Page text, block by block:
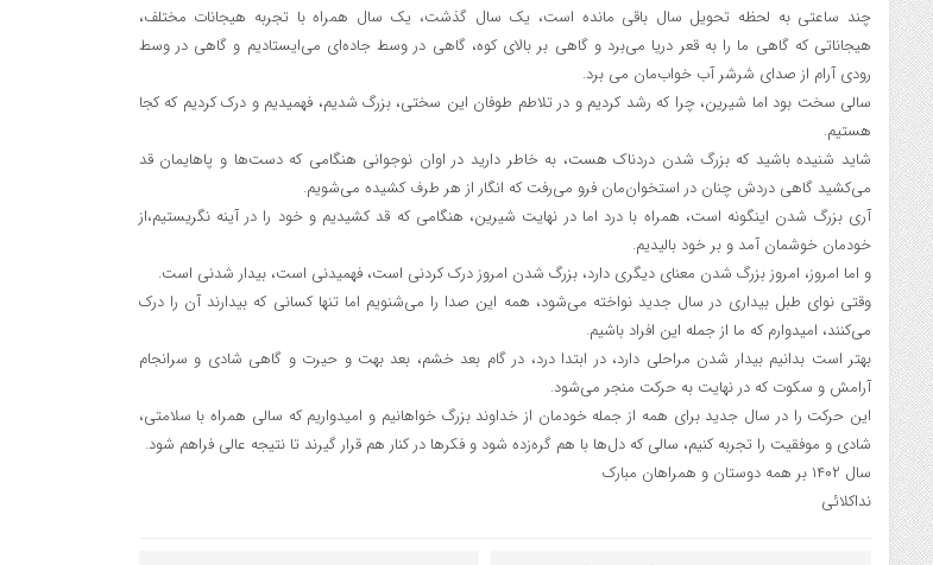
چند ساعتی به لحظه تحویل سال باقی مانده است، یک سال گذشت، یک سال همراه با تجربه هیجانات مختلف،
هیجاناتی که گاهی ما را به قعر دریا می‌برد و گاهی بر بالای کوه، گاهی در وسط جاده‌ای می‌ایستادیم و گاهی در وسط
رودی آرام از صدای شرشر آب خواب‌مان می ‌برد.
سالی سخت بود اما شیرین، چرا که رشد کردیم و در تلاطم طوفان این سختی، بزرگ شدیم، فهمیدیم و درک کردیم که کجا
هستیم.
شاید شنیده باشید که بزرگ شدن دردناک هست، به خاطر دارید در اوان نوجوانی هنگامی که دست‌ها و پاهایمان قد
می‌کشید گاهی دردش چنان در استخوان‌مان فرو می‌رفت که انگار از هر طرف کشیده می‌شویم.
آری بزرگ شدن اینگونه است، همراه با درد اما در نهایت شیرین، هنگامی که قد کشیدیم و خود را در آینه نگریستیم،از
خودمان خوشمان آمد و بر خود بالیدیم.
و اما امروز، امروز بزرگ شدن معنای دیگری دارد، بزرگ شدن امروز درک کردنی است، فهمیدنی است، بیدار شدنی است.
وقتی نوای طبل بیداری در سال جدید نواخته می‌شود، همه این صدا را می‌شنویم اما تنها کسانی که بیدارند آن را درک
می‌کنند، امیدوارم که ما از جمله این افراد باشیم.
بهتر است بدانیم بیدار شدن مراحلی دارد، در ابتدا درد، در گام بعد خشم، بعد بهت و حیرت و گاهی شادی و سرانجام
آرامش و سکوت که در نهایت به حرکت منجر می‌شود.
این حرکت را در سال جدید برای همه از جمله خودمان از خداوند بزرگ خواهانیم و امیدواریم که سالی همراه با سلامتی،
شادی و موفقیت را تجربه کنیم، سالی که دل‌ها با هم گره‌زده شود و فکرها در کنار هم قرار گیرند تا نتیجه عالی فراهم شود.
سال ۱۴۰۲ بر همه دوستان و همراهان مبارک
نداکلائی